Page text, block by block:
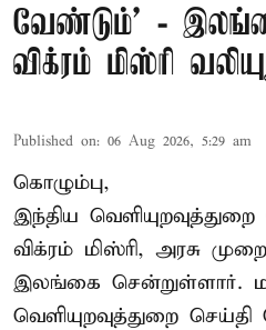
வேண்டும்' -
விக்ரம் மிஸ்ரி
Published on: 06 Aug 2026, 5:29 am
கொழும்பு,
இந்திய
விக்ரம் மிஸ்ரி, அரசு
இலங்கை சென்றுள்ளார்.
வெளியுறவுத்துறை